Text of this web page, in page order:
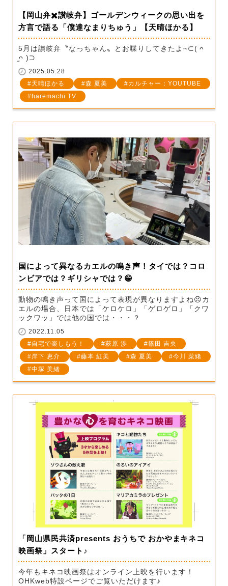
【岡山弁✖️讃岐弁】ゴールデンウィークの思い出を
方言で語る「僕達なまりちゅう」【天晴ほかる】
5月は讃岐弁〝なっちゃん〟とお喋りしてきたよ~⊂( ᴖ
̫ᴖ )⊃
2025.05.28
天晴ほかる
森 夏美
カルチャー：YOUTUBE
haremachi TV
国によって異なるカエルの鳴き声！タイでは？コロ
ンビアでは？ギリシャでは？😁
動物の鳴き声って国によって表現が異なりますよね😣カ
エルの場合、日本では「ケロケロ」「ゲロゲロ」「クワ
ックワッ」では他の国では・・・？
2022.11.05
自宅で楽しもう！
萩原 渉
篠田 吉央
岸下 恵介
藤本 紅美 森 夏美
今川 菜緒
中塚 美緒
「岡山県民共済presents おうちで おかやまキネコ
映画祭」スタート♪
今年もキネコ映画祭はオンライン上映を行います！
OHKweb特設ページでご覧いただけます♪